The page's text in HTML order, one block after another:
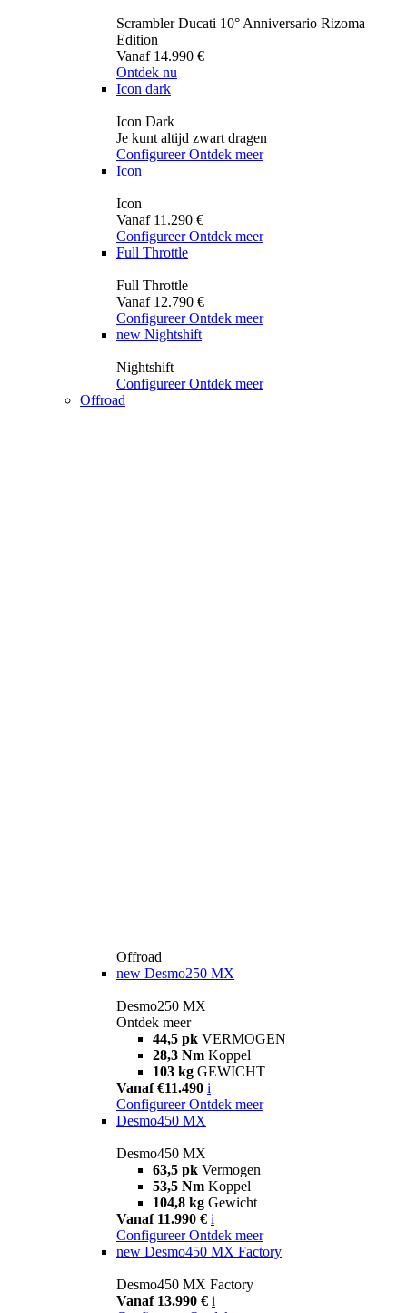
Scrambler Ducati 10° Anniversario Rizoma
Edition
Vanaf 14.990 €
Ontdek nu
Icon dark
Icon Dark
Je kunt altijd zwart dragen
Configureer Ontdek meer
Icon
Icon
Vanaf 11.290 €
Configureer Ontdek meer
Full Throttle
Full Throttle
Vanaf 12.790 €
Configureer Ontdek meer
new Nightshift
Nightshift
Configureer Ontdek meer
Offroad
Offroad
new Desmo250 MX
Desmo250 MX
Ontdek meer
44,5 pk VERMOGEN
28,3 Nm Koppel
103 kg GEWICHT
Vanaf €11.490 i
Configureer Ontdek meer
Desmo450 MX
Desmo450 MX
63,5 pk Vermogen
53,5 Nm Koppel
104,8 kg Gewicht
Vanaf 11.990 € i
Configureer Ontdek meer
new Desmo450 MX Factory
Desmo450 MX Factory
Vanaf 13.990 € i